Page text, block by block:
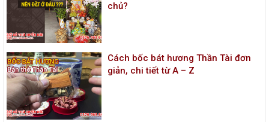
chủ?
Cách bốc bát hương Thần Tài đơn
giản, chi tiết từ A – Z